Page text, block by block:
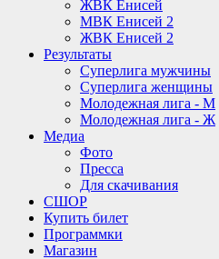
ЖВК Енисей
МВК Енисей 2
ЖВК Енисей 2
Результаты
Суперлига мужчины
Суперлига женщины
Молодежная лига - М
Молодежная лига - Ж
Медиа
Фото
Пресса
Для скачивания
СШОР
Купить билет
Программки
Магазин